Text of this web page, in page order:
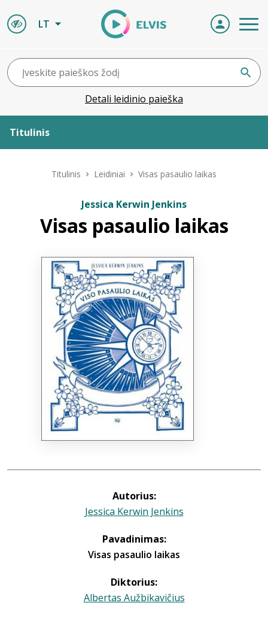
LT
Detali leidinio paieška
Titulinis
ELVIS atvyksta
Naujienos
Bibliotekoms
Titulinis Leidiniai Visas pasaulio laikas
Jessica Kerwin Jenkins
Visas pasaulio laikas
Autorius:
Jessica Kerwin Jenkins
Pavadinimas:
Visas pasaulio laikas
Diktorius:
Albertas Aužbikavičius